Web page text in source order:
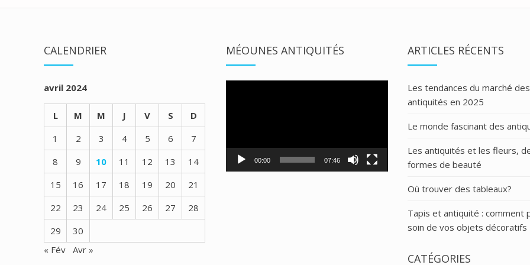
CALENDRIER
avril 2024
L M M J V S
D
1
2 3 4 5 6
7
8
9 10 11 12 13
14
15
16 17 18 19 20
21
22
23 24 25 26 27
28
29
30
« Fév Avr »
MÉOUNES ANTIQUITÉS
00:00 07:46
ARTICLES RÉCENTS
Les tendances du marché des
antiquités en 2025
Le monde fascinant des
Les antiquités et les fleurs,
formes de beauté
Où trouver des tableaux?
Tapis et antiquité : comment
soin de vos objets décoratifs
CATÉGORIES